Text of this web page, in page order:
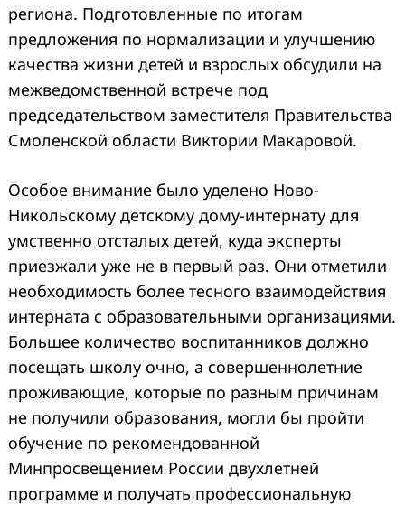
региона. Подготовленные по итогам
предложения по нормализации и улучшению
качества жизни детей и взрослых обсудили на
межведомственной встрече под
председательством заместителя Правительства
Смоленской области Виктории Макаровой.
Особое внимание было уделено Ново-
Никольскому детскому дому-интернату для
умственно отсталых детей, куда эксперты
приезжали уже не в первый раз. Они отметили
необходимость более тесного взаимодействия
интерната с образовательными организациями.
Большее количество воспитанников должно
посещать школу очно, а совершеннолетние
проживающие, которые по разным причинам
не получили образования, могли бы пройти
обучение по рекомендованной
Минпросвещением России двухлетней
программе и получать профессиональную